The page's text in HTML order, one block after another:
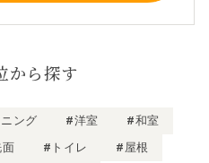
から探す
ング #洋室
#和室
#トイレ
#屋根